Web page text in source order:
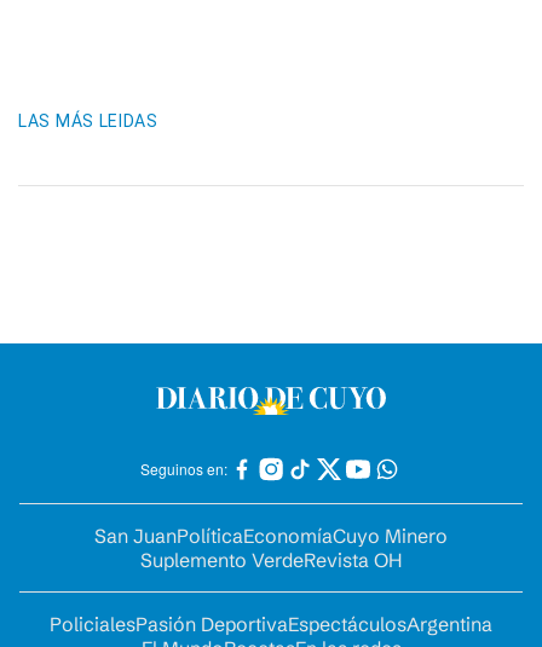
LAS MÁS LEIDAS
Seguinos en:
San JuanPolíticaEconomíaCuyo Minero
Suplemento VerdeRevista OH
PolicialesPasión DeportivaEspectáculosArgentina